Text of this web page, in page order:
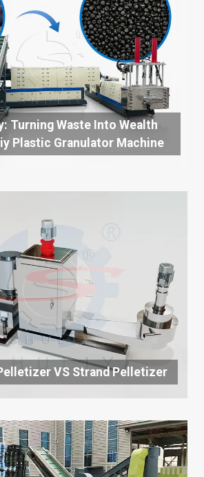
Turning Waste Into Wealth
Plastic Granulator Machine
VS Strand Pelletizer